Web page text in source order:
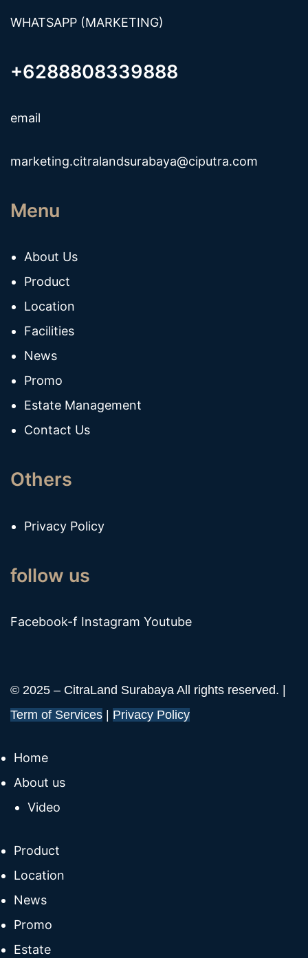
WHATSAPP (MARKETING)
+6288808339888
email
marketing.citralandsurabaya@ciputra.com
Menu
About Us
Product
Location
Facilities
News
Promo
Estate Management
Contact Us
Others
Privacy Policy
follow us
Facebook-f Instagram Youtube
© 2025 – CitraLand Surabaya All rights reserved. |
Term of Services
Privacy Policy
Home
About us
Video
Product
Location
News
Promo
Estate